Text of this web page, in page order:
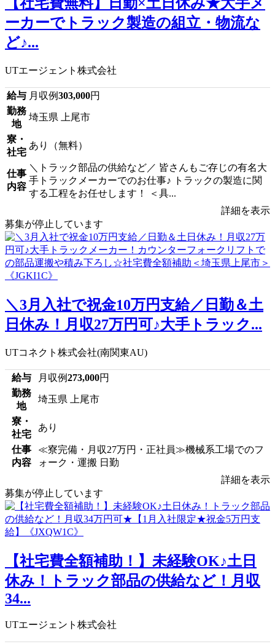
ーカーでトラック製造の組立・物流な
ど♪...
UTエージェント株式会社
給与 月収例303,000円
勤務
地
埼玉県 上尾市
寮・
社宅
あり（無料）
仕事
内容
＼トラック部品の供給など／ 皆さんもご存じの有名大
手トラックメーカーでのお仕事♪ トラックの製造に関
する工程をお任せします！ ＜具...
詳細を表示
募集が停止しています
＼3月入社で祝金10万円支給／日勤＆土
日休み！月収27万円可♪大手トラック...
UTコネクト株式会社(南関東AU)
給与 月収例273,000円
勤務
地
埼玉県 上尾市
寮・
社宅
あり
仕事
内容
≪寮完備・月収27万円・正社員≫機械系工場でのフ
ォーク・運搬 日勤
詳細を表示
募集が停止しています
【社宅費全額補助！】未経験OK♪土日
休み！トラック部品の供給など！月収
34...
UTエージェント株式会社